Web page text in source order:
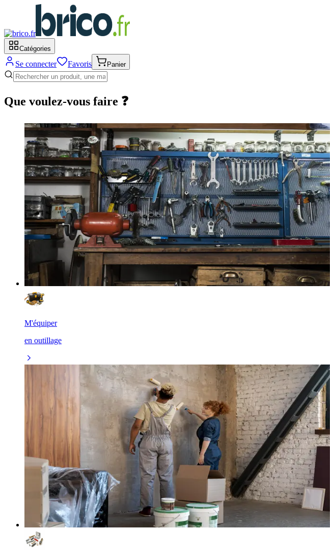
Catégories
Se connecter Favoris Panier
Que voulez-vous faire ❓
M'équiper
en outillage